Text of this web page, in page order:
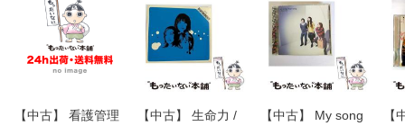
【中古】 看護管理
【中古】 生命力 /
【中古】 My song
【